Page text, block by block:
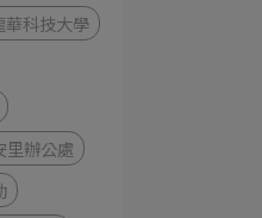
華科技大學
里辦公處